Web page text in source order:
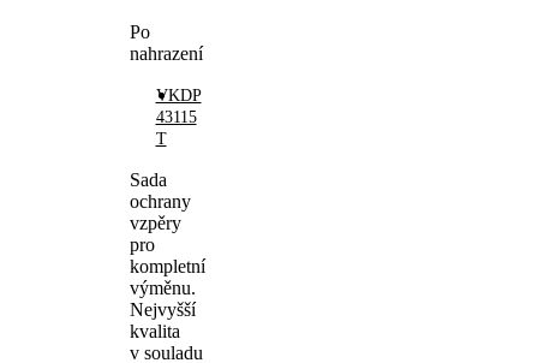
Po
nahrazení
VKDP
43115
T
Sada
ochrany
vzpěry
pro
kompletní
výměnu.
Nejvyšší
kvalita
v souladu